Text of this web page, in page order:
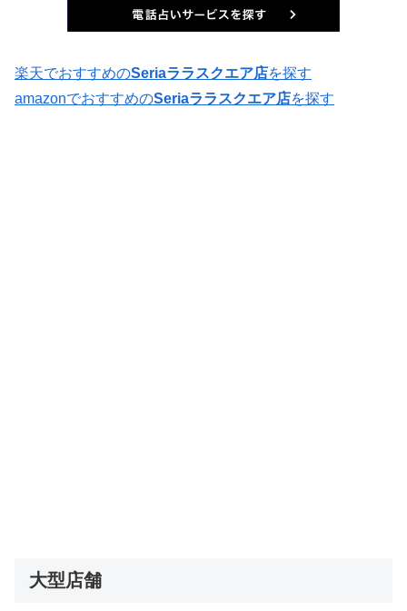
楽天でおすすめのSeriaララスクエア店を探す
amazonでおすすめのSeriaララスクエア店を探す
大型店舗